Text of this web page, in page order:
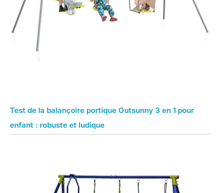
Test de la balançoire portique Outsunny 3 en 1 pour
enfant : robuste et ludique